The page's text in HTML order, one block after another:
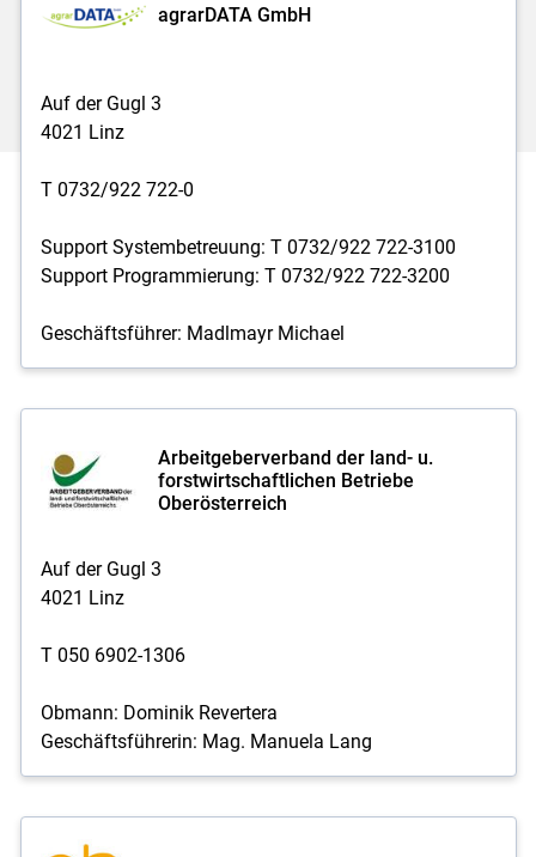
agrarDATA GmbH
Auf der Gugl 3
4021 Linz
T 0732/922 722-0
Support Systembetreuung: T 0732/922 722-3100
Support Programmierung: T 0732/922 722-3200
Geschäftsführer: Madlmayr Michael
Arbeitgeberverband der land- u.
forstwirtschaftlichen Betriebe
Oberösterreich
Auf der Gugl 3
4021 Linz
T 050 6902-1306
Obmann: Dominik Revertera
Geschäftsführerin: Mag. Manuela Lang